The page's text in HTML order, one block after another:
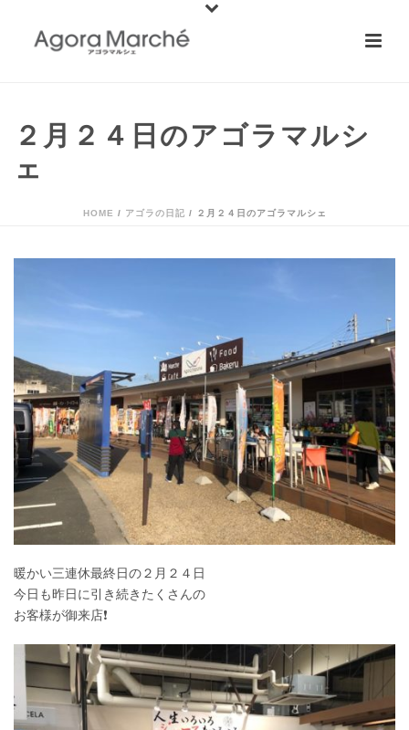
２月２４日のアゴラマルシ
ェ
HOME / アゴラの日記 / ２月２４日のアゴラマルシェ
暖かい三連休最終日の２月２４日
今日も昨日に引き続きたくさんの
お客様が御来店❗️